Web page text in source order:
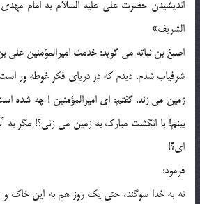
انديشيدن حضرت علي عليه السلام به امام
الشريف»
اصبغ بن نباته مي گويد: خدمت اميرالمؤمنين علي
شرفياب شدم. ديدم که در درياي فکر غوطه ور
زمين مي زند. گفتم: اي اميرالمؤمنين ! چه شده
بينم! با انگشت مبارک به زمين مي زني؟! مگر
اي؟!
فرمود:
نه به خدا سوگند، حتي يک روز هم به اين خاک و